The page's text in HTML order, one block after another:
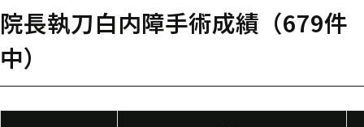
院長執刀白内障手術成績（679件
中）